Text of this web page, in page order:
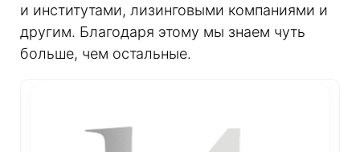
и институтами, лизинговыми компаниями и
другим. Благодаря этому мы знаем чуть
больше, чем остальные.